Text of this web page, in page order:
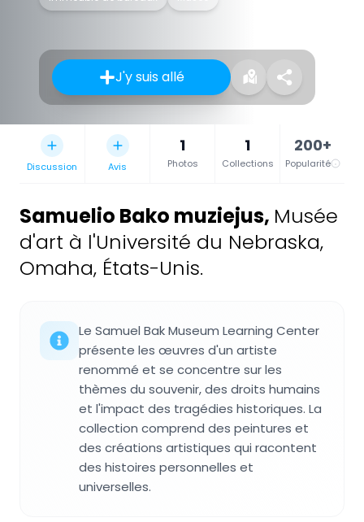
J'y suis allé
Discussion Avis
1
Photos
1
Collections
200+
Popularité
Samuelio Bako muziejus, Musée
d'art à l'Université du Nebraska,
Omaha, États-Unis.
Le Samuel Bak Museum Learning Center
présente les œuvres d'un artiste
renommé et se concentre sur les
thèmes du souvenir, des droits humains
et l'impact des tragédies historiques. La
collection comprend des peintures et
des créations artistiques qui racontent
des histoires personnelles et
universelles.